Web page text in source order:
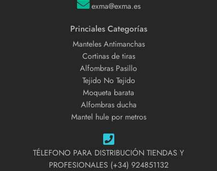
exma@exma.es
Princiales Categorías
Manteles Antimanchas
Cortinas de tiras
Alfombras Pasillo
Tejido No Tejido
Moqueta barata
Alfombras ducha
Mantel hule por metros
TÉLEFONO PARA DISTRIBUCIÓN TIENDAS Y
PROFESIONALES (+34) 924851132